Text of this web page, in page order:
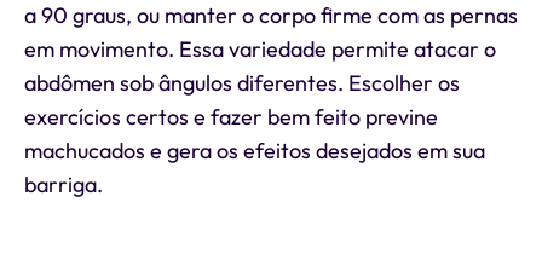
a 90 graus, ou manter o corpo firme com as pernas
em movimento. Essa variedade permite atacar o
abdômen sob ângulos diferentes. Escolher os
exercícios certos e fazer bem feito previne
machucados e gera os efeitos desejados em sua
barriga.